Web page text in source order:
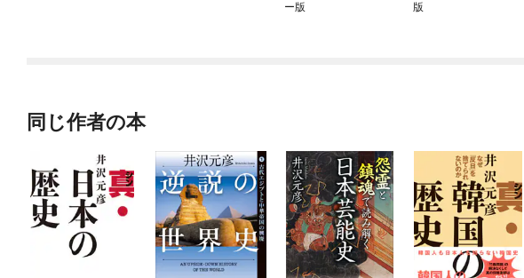
ー版
版
同じ作者の本